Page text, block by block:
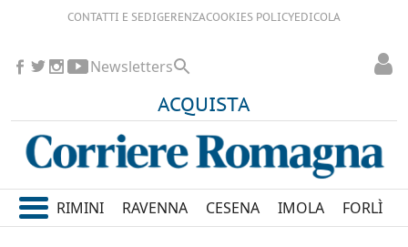
CONTATTI E SEDIGERENZACOOKIES POLICYEDICOLA
ACQUISTA
Newsletters
RIMINI RAVENNA CESENA IMOLA FORLÌ